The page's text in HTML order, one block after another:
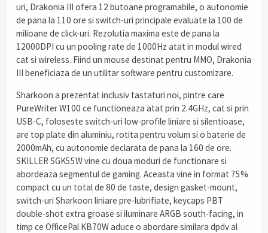
uri, Drakonia III ofera 12 butoane programabile, o autonomie
de pana la 110 ore si switch-uri principale evaluate la 100 de
milioane de click-uri. Rezolutia maxima este de pana la
12000DPI cu un pooling rate de 1000Hz atat in modul wired
cat si wireless. Fiind un mouse destinat pentru MMO, Drakonia
III beneficiaza de un utilitar software pentru customizare.
Sharkoon a prezentat inclusiv tastaturi noi, pintre care
PureWriter W100 ce functioneaza atat prin 2.4GHz, cat si prin
USB-C, foloseste switch-uri low-profile liniare si silentioase,
are top plate din aluminiu, rotita pentru volum si o baterie de
2000mAh, cu autonomie declarata de pana la 160 de ore.
SKILLER SGK55W vine cu doua moduri de functionare si
abordeaza segmentul de gaming. Aceasta vine in format 75%
compact cu un total de 80 de taste, design gasket-mount,
switch-uri Sharkoon liniare pre-lubrifiate, keycaps PBT
double-shot extra groase si iluminare ARGB south-facing, in
timp ce OfficePal KB70W aduce o abordare similara dpdv al